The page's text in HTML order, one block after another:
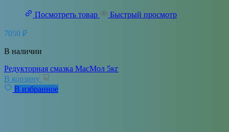
Посмотреть товар Быстрый просмотр
7050 ₽
В наличии
Редукторная смазка МасМол 5кг
В корзину
В избранное